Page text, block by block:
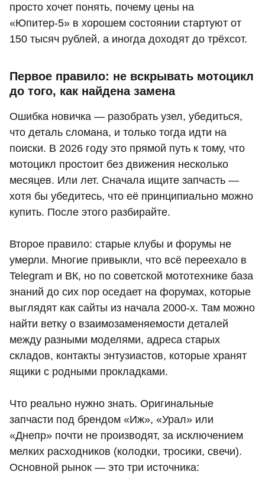
просто хочет понять, почему цены на
«Юпитер‑5» в хорошем состоянии стартуют от
150 тысяч рублей, а иногда доходят до трёхсот.
Первое правило: не вскрывать мотоцикл
до того, как найдена замена
Ошибка новичка — разобрать узел, убедиться,
что деталь сломана, и только тогда идти на
поиски. В 2026 году это прямой путь к тому, что
мотоцикл простоит без движения несколько
месяцев. Или лет. Сначала ищите запчасть —
хотя бы убедитесь, что её принципиально можно
купить. После этого разбирайте.
Второе правило: старые клубы и форумы не
умерли. Многие привыкли, что всё переехало в
Telegram и ВК, но по советской мототехнике база
знаний до сих пор оседает на форумах, которые
выглядят как сайты из начала 2000-х. Там можно
найти ветку о взаимозаменяемости деталей
между разными моделями, адреса старых
складов, контакты энтузиастов, которые хранят
ящики с родными прокладками.
Что реально нужно знать. Оригинальные
запчасти под брендом «Иж», «Урал» или
«Днепр» почти не производят, за исключением
мелких расходников (колодки, тросики, свечи).
Основной рынок — это три источника: